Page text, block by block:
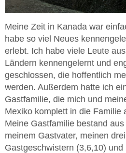
Meine Zeit in Kanada war
habe so viel Neues
erlebt. Ich habe viele Leute
Ländern kennengelernt und
geschlossen, die hoffentlich
werden. Außerdem hatte ich
Gastfamilie, die mich und
Mexiko komplett in die Familie
Meine Gastfamilie bestand
meinem Gastvater, meinen
Gastgeschwistern (3,6,10) und